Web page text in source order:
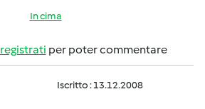
In cima
registrati per poter commentare
Iscritto : 13.12.2008